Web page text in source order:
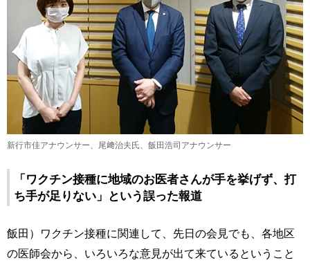
新行市佳アナウンサー、尾﨑治夫氏、飯田浩司アナウンサー
「ワクチン接種に地域のお医者さんが手を挙げず、打
ち手が足りない」という誤った報道
飯田）ワクチン接種に関連して、先日の会見でも、各地区
の医師会から、いろいろな意見が出て来ているということ